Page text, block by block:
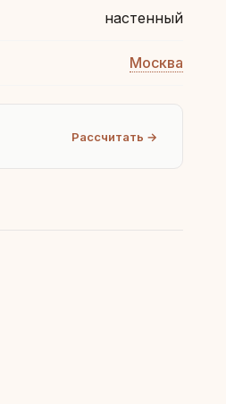
настенный
Москва
Рассчитать →